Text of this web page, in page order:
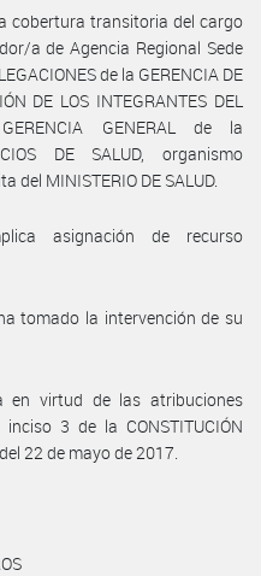
cobertura transitoria del cargo
a de Agencia Regional Sede
de la GERENCIA DE
DE LOS INTEGRANTES DEL
GENERAL de la
DE SALUD, organismo
MINISTERIO DE SALUD.
asignación de recurso
tomado la intervención de su
en virtud de las atribuciones
3 de la CONSTITUCIÓN
22 de mayo de 2017.